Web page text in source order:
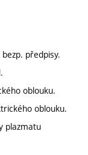
předpisy.
oblouku.
oblouku.
plazmatu